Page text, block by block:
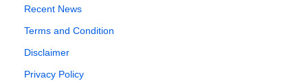
Recent News
Terms and Condition
Disclaimer
Privacy Policy